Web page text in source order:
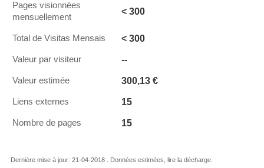
Pages visionnées
mensuellement
< 300
Total de Visitas Mensais < 300
Valeur par visiteur --
Valeur estimée 300,13 €
Liens externes 15
Nombre de pages 15
Dernière mise à jour: 21-04-2018 . Données estimées, lire la décharge.